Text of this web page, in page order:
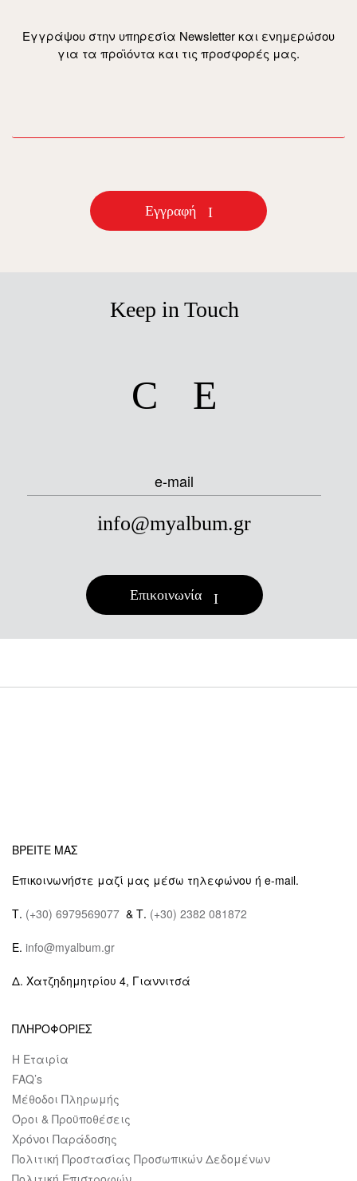
Εγγράψου στην υπηρεσία Newsletter και ενημερώσου
για τα προϊόντα και τις προσφορές μας.
Εγγραφή
Keep in Touch
e-mail
info@myalbum.gr
Επικοινωνία
ΒΡΕΙΤΕ ΜΑΣ
Επικοινωνήστε μαζί μας μέσω τηλεφώνου ή e-mail.
Τ. (+30) 6979569077 & Τ. (+30) 2382 081872
E. info@myalbum.gr
Δ. Χατζηδημητρίου 4, Γιαννιτσά
ΠΛΗΡΟΦΟΡΙΕΣ
Η Εταιρία
FAQ’s
Μέθοδοι Πληρωμής
Όροι & Προϋποθέσεις
Χρόνοι Παράδοσης
Πολιτική Προστασίας Προσωπικών Δεδομένων